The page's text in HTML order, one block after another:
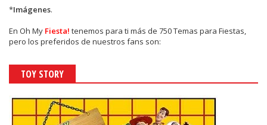
*Imágenes.
En Oh My Fiesta! tenemos para ti más de 750 Temas para Fiestas,
pero los preferidos de nuestros fans son:
TOY STORY